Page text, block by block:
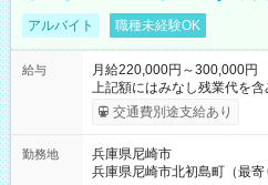
アルバイト 職種未経験OK
給与
月給220,000円～300,000円
上記額にはみなし残業代を
ます。 みなし残業代 15,875
／月 【 各種手当 】 ■交通費支給（全
【試用期間】試用期間あり
給与は本採用時と同じです。 ※スムーズな選考のため、お電話
交通費別途支給あり
勤務地
兵庫県尼崎市
兵庫県尼崎市北初島町（最寄